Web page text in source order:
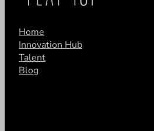
Home
Innovation Hub
Talent
Blog